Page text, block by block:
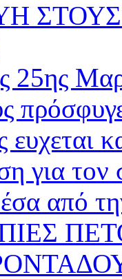
25ης
για τον
από